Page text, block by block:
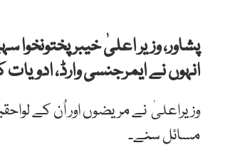
پشاور، وزیر اعلیٰ خیبر
انہوں نے ایمرجنسی وارڈ،
وزیراعلیٰ نے مریضوں اور اُن کے
مسائل سنے۔